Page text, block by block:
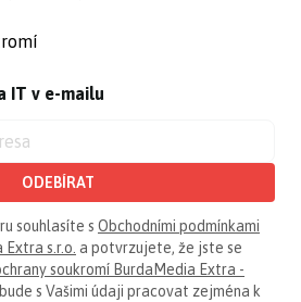
IT v e-mailu
ODEBÍRAT
souhlasíte s Obchodními podmínkami
s.r.o. a potvrzujete, že jste se
soukromí BurdaMedia Extra -
bude s Vašimi údaji pracovat zejména k